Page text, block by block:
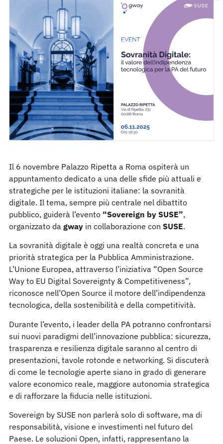
Il 6 novembre Palazzo Ripetta a Roma ospiterà un
appuntamento dedicato a una delle sfide più attuali e
strategiche per le istituzioni italiane: la sovranità
digitale. Il tema, sempre più centrale nel dibattito
pubblico, guiderà l’evento “Sovereign by SUSE”,
organizzato da gwayin collaborazione con SUSE.
La sovranità digitale è oggi una realtà concreta e una
priorità strategica per la Pubblica Amministrazione.
L’Unione Europea, attraverso l’iniziativa “Open Source
Way to EU Digital Sovereignty & Competitiveness”,
riconosce nell’Open Source il motore dell’indipendenza
tecnologica, della sostenibilità e della competitività.
Durante l’evento, i leader della PA potranno confrontarsi
sui nuovi paradigmi dell’innovazione pubblica: sicurezza,
trasparenza e resilienza digitale saranno al centro di
presentazioni, tavole rotonde e networking. Si discuterà
di come le tecnologie aperte siano in grado di generare
valore economico reale, maggiore autonomia strategica
e di rafforzare la fiducia nelle istituzioni.
Sovereign by SUSE non parlerà solo di software, ma di
responsabilità, visione e investimenti nel futuro del
Paese. Le soluzioni Open, infatti, rappresentano la